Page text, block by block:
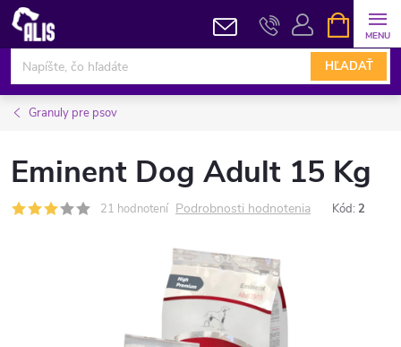
Prejsť
obsah
HĽADAŤ
KOŠÍK
Granuly pre psov
Eminent Dog Adult 15 Kg
21 hodnotení Podrobnosti hodnotenia Kód: 2